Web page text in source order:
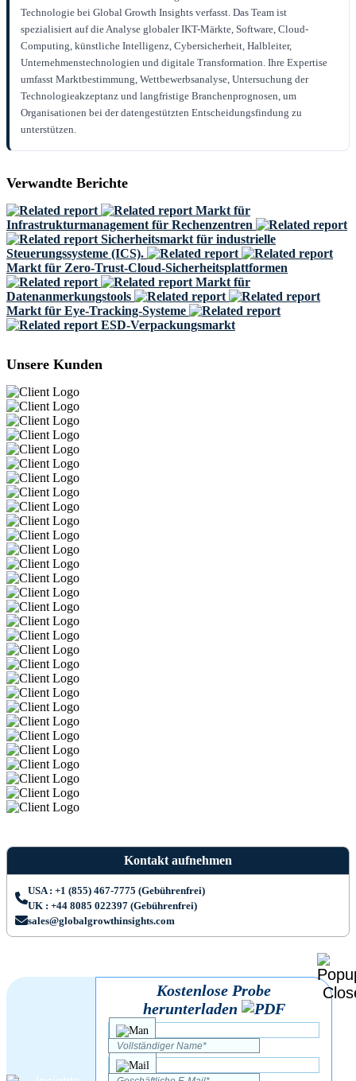
Technologie bei Global Growth Insights verfasst. Das Team ist
spezialisiert auf die Analyse globaler IKT-Märkte, Software, Cloud-
Computing, künstliche Intelligenz, Cybersicherheit, Halbleiter,
Unternehmenstechnologien und digitale Transformation. Ihre Expertise
umfasst Marktbestimmung, Wettbewerbsanalyse, Untersuchung der
Technologieakzeptanz und langfristige Branchenprognosen, um
Organisationen bei der datengestützten Entscheidungsfindung zu
unterstützen.
Verwandte Berichte
Markt für
Infrastrukturmanagement für Rechenzentren
Sicherheitsmarkt für industrielle
Steuerungssysteme (ICS).
Markt für Zero-Trust-Cloud-Sicherheitsplattformen
Markt für
Datenanmerkungstools
Markt für Eye-Tracking-Systeme
ESD-Verpackungsmarkt
Unsere Kunden
Kontakt aufnehmen
USA : +1 (855) 467-7775 (Gebührenfrei)
UK : +44 8085 022397 (Gebührenfrei)
sales@globalgrowthinsights.com
Kostenlose Probe
herunterladen